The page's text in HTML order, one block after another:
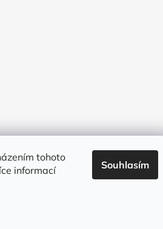
tohoto
informací
Souhlasím